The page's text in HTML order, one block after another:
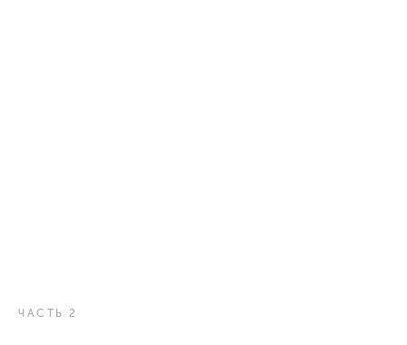
ЧАСТЬ 2